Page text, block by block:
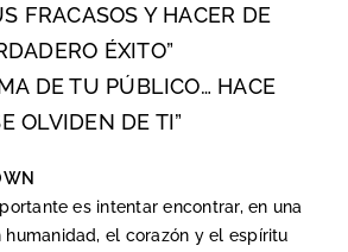
FRACASOS Y HACER DE
ÉXITO”
DE TU PÚBLICO… HACE
OLVIDEN DE TI”
es intentar encontrar, en una
el corazón y el espíritu